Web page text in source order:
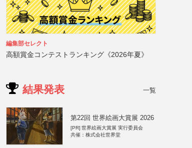
編集部セレクト
高額賞金コンテストランキング《2026年夏》
結果発表 一覧
第22回 世界絵画大賞展 2026
[PR] 世界絵画大賞展 実行委員会
共催：株式会社世界堂